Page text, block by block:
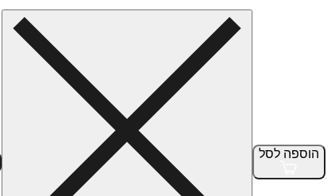
הוספה לסל